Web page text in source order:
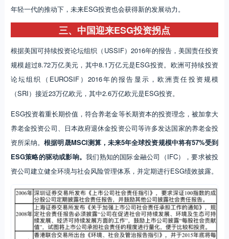
年轻一代的推动下，未来ESG投资也会获得新的发展动力。
三、中国迎来ESG投资拐点
根据美国可持续投资论坛组织（USSIF）2016年的报告，美国责任投资
规模超过8.72万亿美元，其中8.1万亿元是ESG投资。欧洲可持续投资
论坛组织（EUROSIF）2016年的报告显示，欧洲责任投资规模
（SRI）接近23万亿欧元，其中2.6万亿欧元是ESG投资。
ESG投资着重长期价值，符合养老金等长期资本的投资理念，被加拿大
养老金投资公司、日本政府退休金投资公司等许多发达国家的养老金投
资所采纳。根据明晟MSCI测算，未来5年全球投资规模中将有57%受到
ESG策略的驱动或影响。我们熟知的国际金融公司（IFC），要求被投
资公司建立健全环境与社会风险管理体系，并定期进行ESG绩效披露。